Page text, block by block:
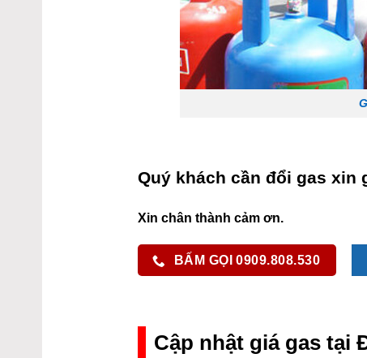
Quý khách cần đổi gas xin
Xin chân thành cảm ơn.
BẤM GỌI 0909.808.530
Cập nhật giá gas tại